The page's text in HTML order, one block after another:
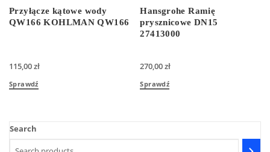
Przyłącze kątowe wody
QW166 KOHLMAN QW166
115,00zł
Sprawdź
Hansgrohe Ramię
prysznicowe DN15
27413000
270,00zł
Sprawdź
Search